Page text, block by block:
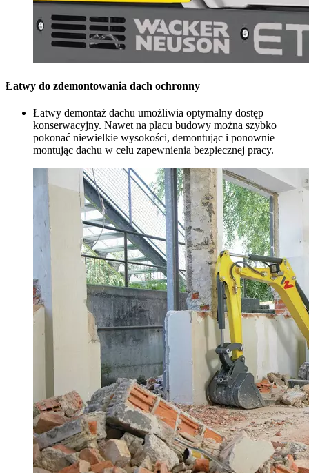
Łatwy do zdemontowania dach ochronny
Łatwy demontaż dachu umożliwia optymalny dostęp
konserwacyjny. Nawet na placu budowy można szybko
pokonać niewielkie wysokości, demontując i ponownie
montując dachu w celu zapewnienia bezpiecznej pracy.